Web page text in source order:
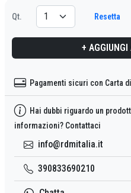
Qt. Resetta
+ AGGIUNGI
Pagamenti sicuri con Carta
Hai dubbi riguardo un
informazioni? Contattaci
info@rdmitalia.it
390833690210